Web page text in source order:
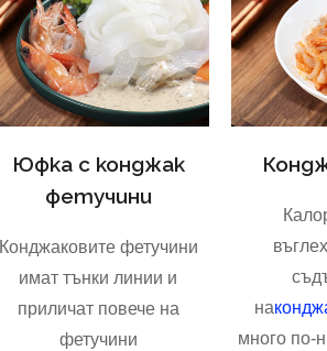
Юфка с конджак
фетучини
Конджаковите фетучини
имат тънки линии и
приличат повече на
фетучини
на
много по-